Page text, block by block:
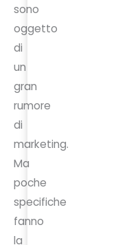
sono
oggetto
di
un
gran
rumore
di
marketing.
Ma
poche
specifiche
fanno
la